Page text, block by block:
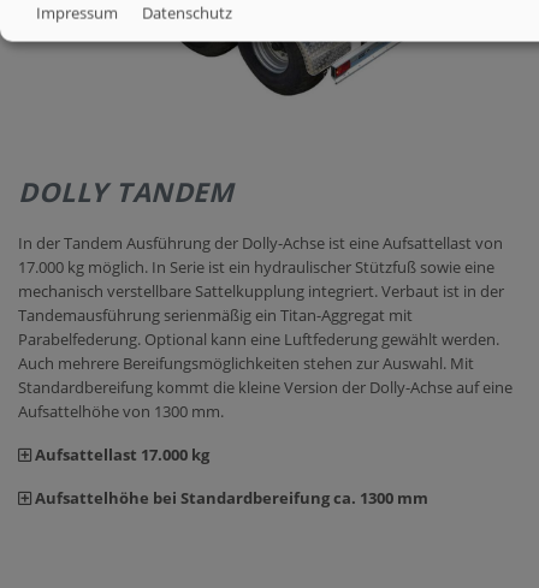
DOLLY TANDEM
In der Tandem Ausführung der Dolly-Achse ist eine Aufsattellast von
17.000 kg möglich. In Serie ist ein hydraulischer Stützfuß sowie eine
mechanisch verstellbare Sattelkupplung integriert. Verbaut ist in der
Tandemausführung serienmäßig ein Titan-Aggregat mit
Parabelfederung. Optional kann eine Luftfederung gewählt werden.
Auch mehrere Bereifungsmöglichkeiten stehen zur Auswahl. Mit
Standardbereifung kommt die kleine Version der Dolly-Achse auf eine
Aufsattelhöhe von 1300 mm.
Aufsattellast 17.000 kg
Aufsattelhöhe bei Standardbereifung ca. 1300 mm
Impressum Datenschutz